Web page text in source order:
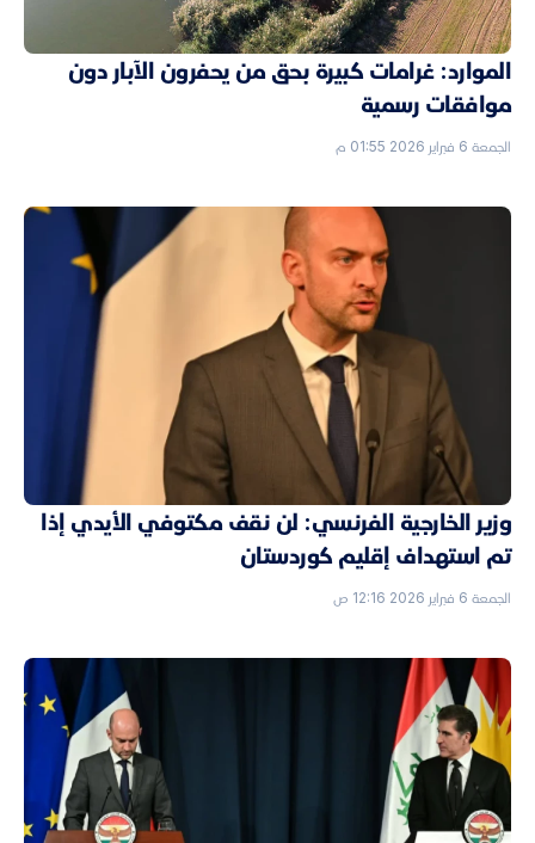
الموارد: غرامات كبيرة بحق من يحفرون الآبار دون
موافقات رسمية
الجمعة 6 فبراير 2026 01:55 م
وزير الخارجية الفرنسي: لن نقف مكتوفي الأيدي إذا
تم استهداف إقليم كوردستان
الجمعة 6 فبراير 2026 12:16 ص